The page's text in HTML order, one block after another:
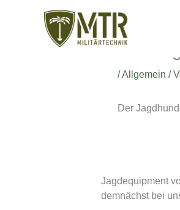
Der
/Allgemein /
Der
Jagdequipment
demnächst bei